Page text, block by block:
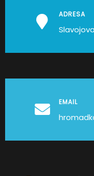
ADRESA
EMAIL